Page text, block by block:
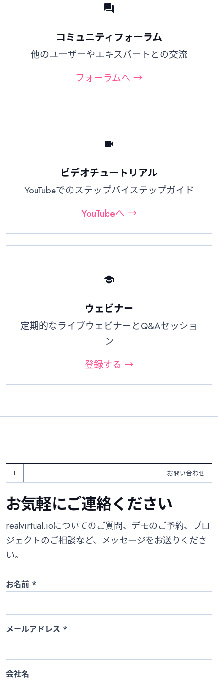
forum
コミュニティフォーラム
他のユーザーやエキスパートとの交流
フォーラムへ →
videocam
ビデオチュートリアル
YouTubeでのステップバイステップガイド
YouTubeへ →
school
ウェビナー
定期的なライブウェビナーとQ&Aセッショ
ン
登録する →
お問い合わせ
お気軽にご連絡ください
realvirtual.ioについてのご質問、デモのご予約、プロ
ジェクトのご相談など、メッセージをお送りくださ
い。
お名前 *
メールアドレス *
会社名